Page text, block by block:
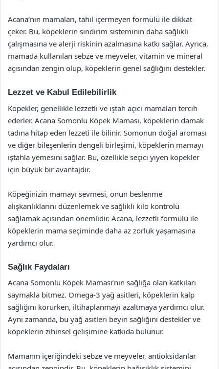
Acana’nın mamaları, tahıl içermeyen formülü ile dikkat
çeker. Bu, köpeklerin sindirim sisteminin daha sağlıklı
çalışmasına ve alerji riskinin azalmasına katkı sağlar. Ayrıca,
mamada kullanılan sebze ve meyveler, vitamin ve mineral
açısından zengin olup, köpeklerin genel sağlığını destekler.
Lezzet ve Kabul Edilebilirlik
Köpekler, genellikle lezzetli ve iştah açıcı mamaları tercih
ederler. Acana Somonlu Köpek Maması, köpeklerin damak
tadına hitap eden lezzeti ile bilinir. Somonun doğal aroması
ve diğer bileşenlerin dengeli birleşimi, köpeklerin mamayı
iştahla yemesini sağlar. Bu, özellikle seçici yiyen köpekler
için büyük bir avantajdır.
Köpeğinizin mamayı sevmesi, onun beslenme
alışkanlıklarını düzenlemek ve sağlıklı kilo kontrolü
sağlamak açısından önemlidir. Acana, lezzetli formülü ile
köpeklerin mama seçiminde daha az zorluk yaşamasına
yardımcı olur.
Sağlık Faydaları
Acana Somonlu Köpek Maması’nın sağlığa olan katkıları
saymakla bitmez. Omega-3 yağ asitleri, köpeklerin kalp
sağlığını korurken, iltihaplanmayı azaltmaya yardımcı olur.
Aynı zamanda, bu yağ asitleri beyin sağlığını destekler ve
köpeklerin zihinsel gelişimine katkıda bulunur.
Mamanın içeriğindeki sebze ve meyveler, antioksidanlar